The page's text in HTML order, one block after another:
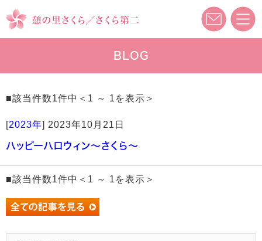
BLOG
■該当件数1件中＜1 ～ 1を表示＞
[2023年] 2023年10月21日
ハッピーハロウィン～さくら～
■該当件数1件中＜1 ～ 1を表示＞